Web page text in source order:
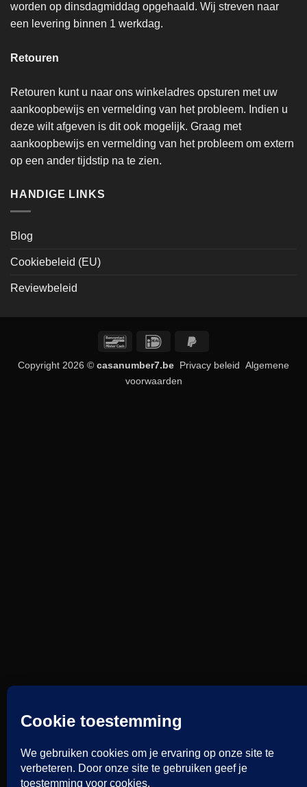
worden op dinsdagmiddag opgehaald. Wij streven naar
een levering binnen 1 werkdag.
Retouren
Retouren kunt u naar ons winkeladres opsturen met uw
aankoopbewijs en vermelding van het probleem. Indien u
deze wilt afgeven is dit ook mogelijk. Graag met
aankoopbewijs en vermelding van het probleem om extern
op een ander tijdstip na te zien.
HANDIGE LINKS
Blog
Cookiebeleid (EU)
Reviewbeleid
BancontactIDeal
Copyright 2026 © casanumber7.be Privacy beleid Algemene
voorwaarden